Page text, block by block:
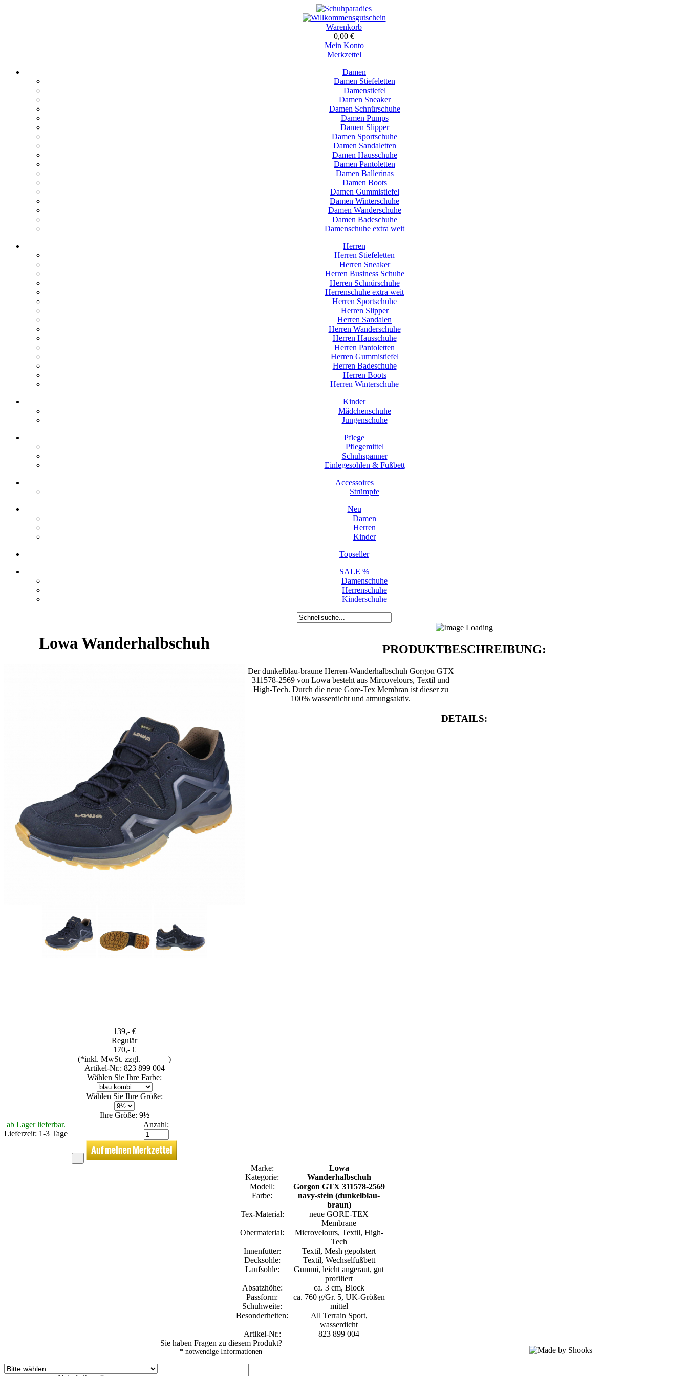
Warenkorb
0,00 €
Mein Konto
Merkzettel
Damen
Damen Stiefeletten
Damenstiefel
Damen Sneaker
Damen Schnürschuhe
Damen Pumps
Damen Slipper
Damen Sportschuhe
Damen Sandaletten
Damen Hausschuhe
Damen Pantoletten
Damen Ballerinas
Damen Boots
Damen Gummistiefel
Damen Winterschuhe
Damen Wanderschuhe
Damen Badeschuhe
Damenschuhe extra weit
Herren
Herren Stiefeletten
Herren Sneaker
Herren Business Schuhe
Herren Schnürschuhe
Herrenschuhe extra weit
Herren Sportschuhe
Herren Slipper
Herren Sandalen
Herren Wanderschuhe
Herren Hausschuhe
Herren Pantoletten
Herren Gummistiefel
Herren Badeschuhe
Herren Boots
Herren Winterschuhe
Kinder
Mädchenschuhe
Jungenschuhe
Pflege
Pflegemittel
Schuhspanner
Einlegesohlen & Fußbett
Accessoires
Strümpfe
Neu
Damen
Herren
Kinder
Topseller
SALE %
Damenschuhe
Herrenschuhe
Kinderschuhe
Lowa Wanderhalbschuh
139,- €
Regulär
170,- €
(*inkl. MwSt. zzgl.
)
Artikel-Nr.: 823 899 004
Wählen Sie Ihre Farbe:
Wählen Sie Ihre Größe:
Ihre Größe: 9½
ab Lager lieferbar.
Lieferzeit: 1-3 Tage
Anzahl:
PRODUKTBESCHREIBUNG:
Der dunkelblau-braune Herren-Wanderhalbschuh Gorgon GTX
311578-2569 von Lowa besteht aus Mircovelours, Textil und
High-Tech. Durch die neue Gore-Tex Membran ist dieser zu
100% wasserdicht und atmungsaktiv.
DETAILS:
Marke:
Lowa
Kategorie:
Wanderhalbschuh
Modell:
Gorgon GTX 311578-2569
Farbe:
navy-stein (dunkelblau-
braun)
Tex-Material:
neue GORE-TEX
Membrane
Obermaterial:
Microvelours, Textil, High-
Tech
Innenfutter:
Textil, Mesh gepolstert
Decksohle:
Textil, Wechselfußbett
Laufsohle:
Gummi, leicht angeraut, gut
profiliert
Absatzhöhe:
ca. 3 cm, Block
Passform:
ca. 760 g/Gr. 5, UK-Größen
Schuhweite:
mittel
Besonderheiten:
All Terrain Sport,
wasserdicht
Artikel-Nr.:
823 899 004
Sie haben Fragen zu diesem Produkt?
* notwendige Informationen